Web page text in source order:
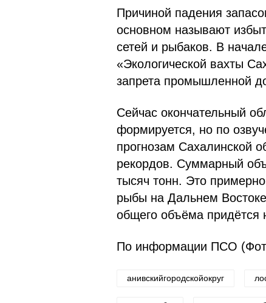
Причиной падения
основном называют
сетей и рыбаков. В
«Экологической вахты
запрета промышленной
Сейчас окончательный
формируется, но по
прогнозам Сахалинской
рекордов. Суммарный
тысяч тонн. Это
рыбы на Дальнем
общего объёма придётся
анивскийгородскойокруг